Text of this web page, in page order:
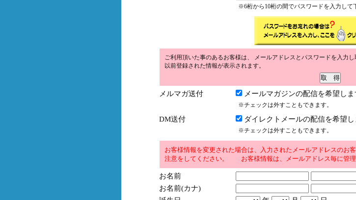
※6桁から10桁の間でパスワードを入力して
ご利用頂いた事のあるお客様は、 メールアドレスとパスワードを入力し
以前登録された情報が表示されます。
メルマガ送付 メールマガジンの配信を希望しま
※チェックは外すこともできます。
DM送付 ダイレクトメールの配信を希望し
※チェックは外すこともできます。
お客様情報を変更された場合は、入力されたメールアドレスのお
注意をしてください。 お客様情報は、メールアドレス毎に管理
お名前
お名前(カナ)